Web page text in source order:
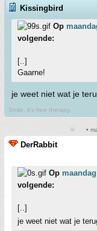
Kissingbird
Op
volgende:
[..]
Gaarne!
je weet niet wat je
Smile, it's free therapy.
•
DerRabbit
Op
volgende:
[..]
je weet niet wat je